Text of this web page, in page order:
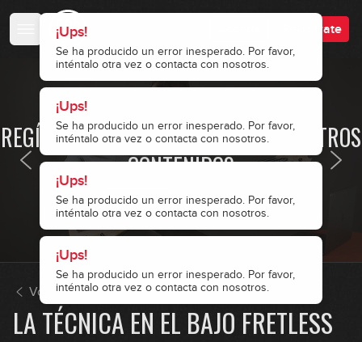
¡Ups!
Se ha producido un error inesperado. Por favor,
inténtalo otra vez o contacta con nosotros.
¡Ups!
Se ha producido un error inesperado. Por favor,
inténtalo otra vez o contacta con nosotros.
¡Ups!
Se ha producido un error inesperado. Por favor,
inténtalo otra vez o contacta con nosotros.
¡Ups!
Se ha producido un error inesperado. Por favor,
inténtalo otra vez o contacta con nosotros.
Regístrate
REGÍSTRATE Y ACCEDE A TODOS NUESTROS
CONTENIDOS
Accede Regístrate
Volver a El bajo fretless
LA TÉCNICA EN EL BAJO FRETLESS